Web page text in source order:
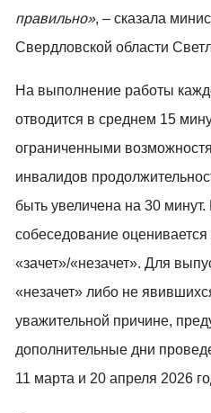
правильно», – сказала
Свердловской области
На выполнение работы
отводится в среднем 15
ограниченными
инвалидов
быть увеличена на 30 минут.
собеседование
«зачет»/«незачет». Для
«незачет» либо не
уважительной причине,
дополнительные дни
11 марта и 20 апреля 2026